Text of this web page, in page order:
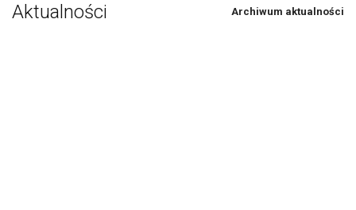
Aktualności Archiwum aktualności